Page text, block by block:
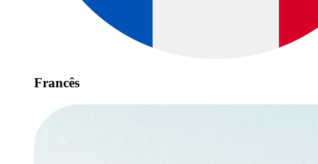
Francês